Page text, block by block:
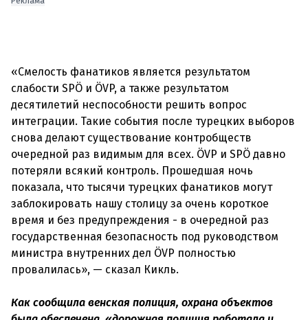
«Смелость фанатиков является результатом
слабости SPÖ и ÖVP, а также результатом
десятилетий неспособности решить вопрос
интеграции. Такие события после турецких выборов
снова делают существование контробществ
очередной раз видимым для всех. ÖVP и SPÖ давно
потеряли всякий контроль. Прошедшая ночь
показала, что тысячи турецких фанатиков могут
заблокировать нашу столицу за очень короткое
время и без предупреждения - в очередной раз
государственная безопасность под руководством
министра внутренних дел ÖVP полностью
провалилась», — сказал Кикль.
Как сообщила венская полиция, охрана объектов